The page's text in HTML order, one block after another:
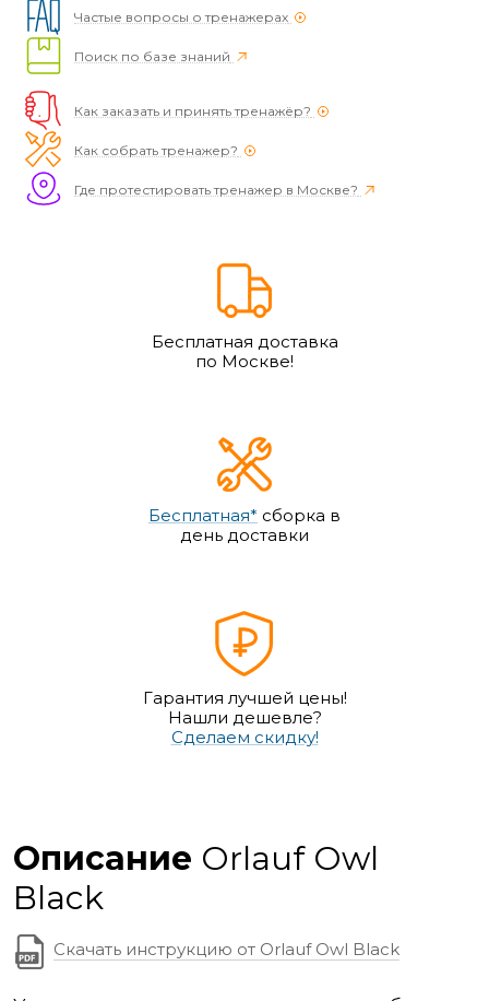
Частые вопросы о тренажерах
Поиск по базе знаний
Как заказать и принять тренажёр?
Как собрать тренажер?
Где протестировать тренажер в Москве?
Бесплатная доставка
по Москве!
Бесплатная* сборка в
день доставки
Гарантия лучшей цены!
Нашли дешевле?
Сделаем скидку!
Описание Orlauf Owl
Black
Скачать инструкцию от Orlauf Owl Black